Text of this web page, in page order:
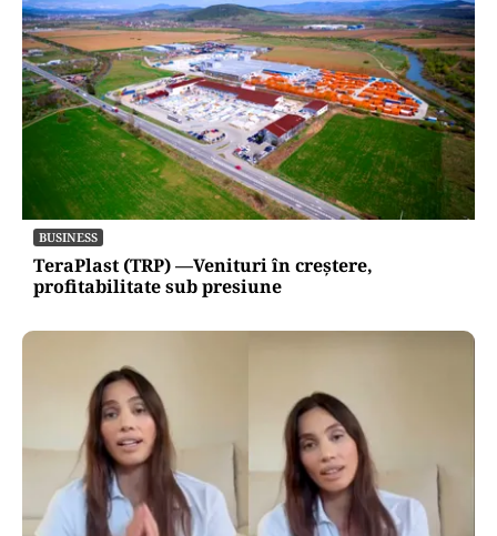
BUSINESS
TeraPlast (TRP) —Venituri în creștere,
profitabilitate sub presiune